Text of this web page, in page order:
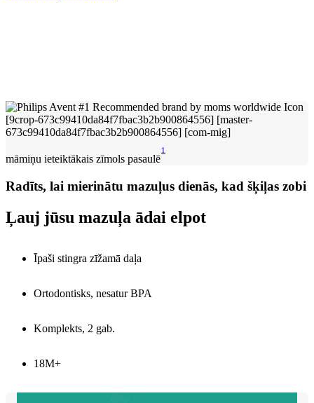
māmiņu ieteiktākais zīmols pasaulē
1
Radīts, lai mierinātu mazuļus dienās, kad šķiļas zobi
Ļauj jūsu mazuļa ādai elpot
Īpaši stingra zīžamā daļa
Ortodontisks, nesatur BPA
Komplekts, 2 gab.
18M+